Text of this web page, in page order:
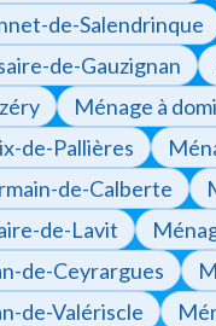
de-Salendrinque
de-Gauzignan
Ménage à
de-Pallières
de-Calberte
de-Lavit
de-Ceyrargues
de-Valériscle